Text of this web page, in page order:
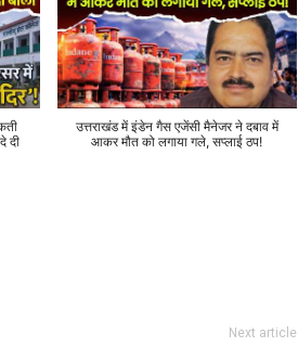
दी
उत्तराखंड में इंडेन गैस एजेंसी मैनेजर ने दबाव में
आकर मौत को लगाया गले, सप्लाई ठप!
Next article